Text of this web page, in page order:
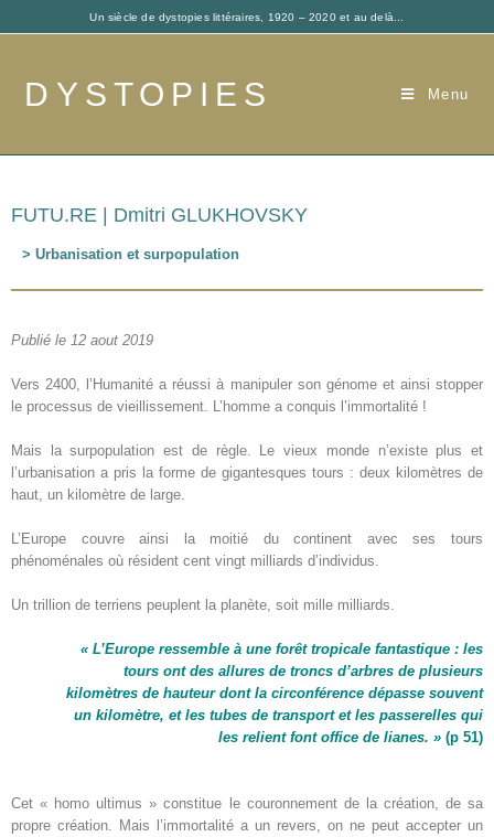
Un siècle de dystopies littéraires, 1920 – 2020 et au delà...
DYSTOPIES Menu
FUTU.RE | Dmitri GLUKHOVSKY
> Urbanisation et surpopulation
Publié le 12 aout 2019
Vers 2400, l’Humanité a réussi à manipuler son génome et ainsi stopper
le processus de vieillissement. L’homme a conquis l’immortalité !
Mais la surpopulation est de règle. Le vieux monde n’existe plus et
l’urbanisation a pris la forme de gigantesques tours : deux kilomètres de
haut, un kilomètre de large.
L’Europe couvre ainsi la moitié du continent avec ses tours
phénoménales où résident cent vingt milliards d’individus.
Un trillion de terriens peuplent la planète, soit mille milliards.
« L’Europe ressemble à une forêt tropicale fantastique : les
tours ont des allures de troncs d’arbres de plusieurs
kilomètres de hauteur dont la circonférence dépasse souvent
un kilomètre, et les tubes de transport et les passerelles qui
les relient font office de lianes. » (p 51)
Cet « homo ultimus » constitue le couronnement de la création, de sa
propre création. Mais l’immortalité a un revers, on ne peut accepter un